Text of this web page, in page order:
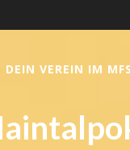
DEIN VEREIN IM